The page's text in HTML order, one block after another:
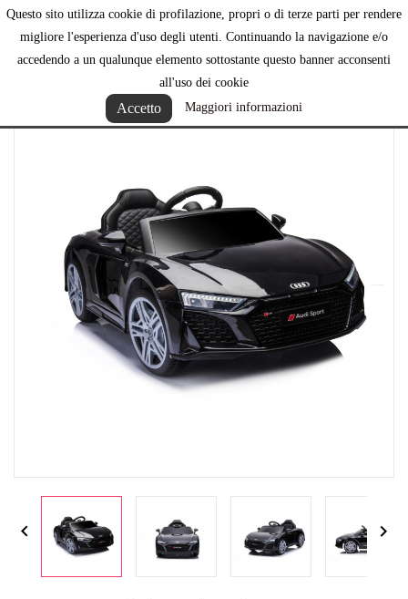
Questo sito utilizza cookie di profilazione, propri o di terze parti per rendere
migliore l'esperienza d'uso degli utenti. Continuando la navigazione e/o
accedendo a un qualunque elemento sottostante questo banner acconsenti
all'uso dei cookie
Accetto Maggiori informazioni

 